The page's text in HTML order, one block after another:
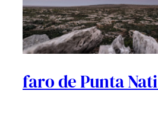
faro de Punta Nati